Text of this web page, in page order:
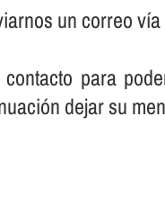
un correo
para
dejar su